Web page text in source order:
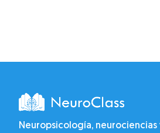
Neuropsicología, neurociencias